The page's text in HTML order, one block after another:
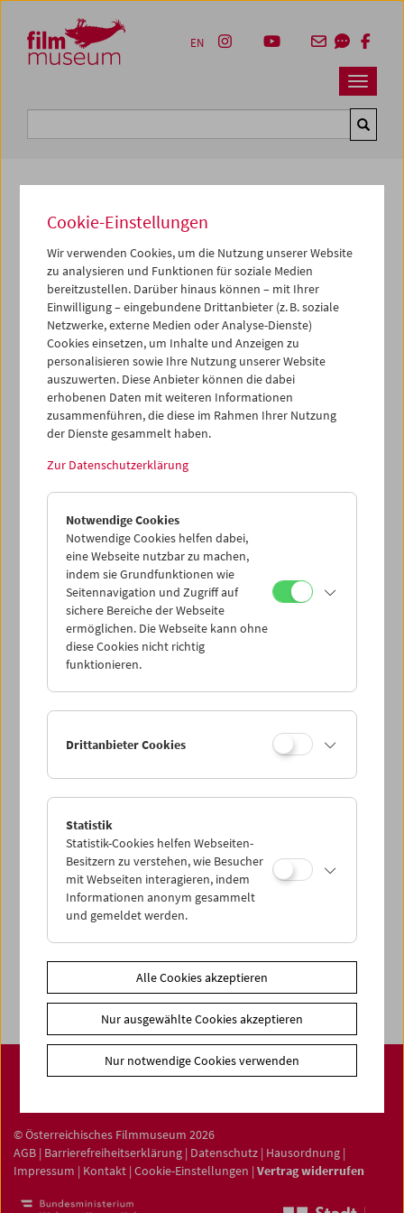
Zum Inhalt
Zum Hauptmenü
Zur Servicenavigation
Zum Suche
Navbar
EN
Kulturerbe digital
Straßenbilder
1979,11 min
Regie:Ashley Hans Scheirl
Darsteller*innen:Astrid Scheirl
Sammlung:Kontakt Sammlung, Wien
Dieser Inhalt von 'vimeo' kann aufgrund Ihrer
Datenschutzeinstellungen nicht angezeigt werden.
Cookie-Einstellungen
Gemeinsam mit Schwester Astrid realisiert Scheirl in
Salzburg mitStraßenbilderden ersten Film und gewinnt
damit in einem Jugendwettbewerb. Der Film bildet
Körper ab, die auf unterschiedliche Art in Dialog mit der
Straße und ihren Markierungen treten und referenziert
VALIE EXPORTsUnsichtbare Gegner.
kauft sich Scheirl eine eigene Kamera. (Text: Magdalena
Steffan/Ashley Hans Scheirl)
<< Zurück zur Übersicht Kulturerbe digital
Filmsammlung
Film ONLINE
Filmbezogene Sammlung
Filmmuseum LAB
© Österreichisches Filmmuseum 2026
AGB | Barrierefreiheitserklärung | Datenschutz | Hausordnung |
Impressum | Kontakt | Cookie-Einstellungen | Vertrag widerrufen
Cookie-Einstellungen
Wir verwenden Cookies, um die Nutzung unserer Website
zu analysieren und Funktionen für soziale Medien
bereitzustellen. Darüber hinaus können – mit Ihrer
Einwilligung – eingebundene Drittanbieter (z. B. soziale
Netzwerke, externe Medien oder Analyse-Dienste)
Cookies einsetzen, um Inhalte und Anzeigen zu
personalisieren sowie Ihre Nutzung unserer Website
auszuwerten. Diese Anbieter können die dabei
erhobenen Daten mit weiteren Informationen
zusammenführen, die diese im Rahmen Ihrer Nutzung
der Dienste gesammelt haben.
Zur Datenschutzerklärung
Notwendige Cookies
Notwendige Cookies helfen dabei,
eine Webseite nutzbar zu machen,
indem sie Grundfunktionen wie
Seitennavigation und Zugriff auf
sichere Bereiche der Webseite
ermöglichen. Die Webseite kann ohne
diese Cookies nicht richtig
funktionieren.
Drittanbieter Cookies
Statistik
Statistik-Cookies helfen Webseiten-
Besitzern zu verstehen, wie Besucher
mit Webseiten interagieren, indem
Informationen anonym gesammelt
und gemeldet werden.
Alle Cookies akzeptieren
Nur ausgewählte Cookies akzeptieren
Nur notwendige Cookies verwenden